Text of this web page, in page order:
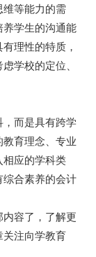
等能力的需
学生的沟通能
理性的特质，
学校的定位、
而是具有跨学
育理念、专业
应的学科类
合素养的会计
容了，了解更
注向学教育